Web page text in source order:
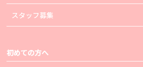
スタッフ募集
初めての方へ